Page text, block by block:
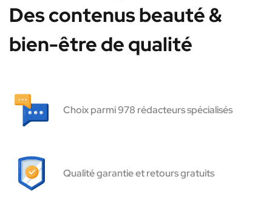
Des contenus beauté &
bien-être de qualité
Choix parmi 978 rédacteurs spécialisés
Qualité garantie et retours gratuits